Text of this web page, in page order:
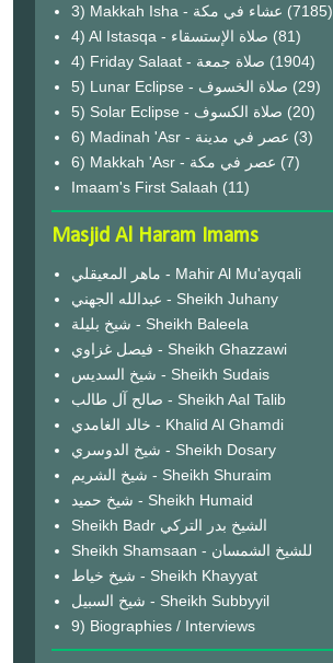
3) Makkah Isha - عشاء في مكة (7185)
4) Al Istasqa - صلاة الإستسقاء (81)
4) Friday Salaat - صلاة جمعة (1904)
5) Lunar Eclipse - صلاة الخسوف (29)
(20)
6) Madinah 'Asr - عصر في مدينة (3)
6) Makkah 'Asr - عصر في مكة (7)
Imaam's First Salaah (11)
Masjid Al Haram Imams
ماهر المعيقلي - Mahir Al Mu'ayqali
عبدالله الجهني - Sheikh Juhany
شيخ بليلة - Sheikh Baleela
فيصل غزاوي - Sheikh Ghazzawi
شيخ السديس - Sheikh Sudais
صالح آل طالب - Sheikh Aal Talib
خالد الغامدي - Khalid Al Ghamdi
شيخ الدوسري - Sheikh Dosary
شيخ الشريم - Sheikh Shuraim
شيخ حميد - Sheikh Humaid
Sheikh Badr الشيخ بدر التركي
Sheikh Shamsaan - للشيخ الشمسان
شيخ خياط - Sheikh Khayyat
شيخ السبيل - Sheikh Subbyyil
9) Biographies / Interviews